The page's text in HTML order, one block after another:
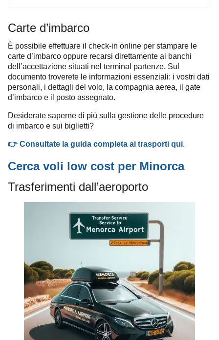
Carte d’imbarco
È possibile effettuare il check-in online per stampare le
carte d’imbarco oppure recarsi direttamente ai banchi
dell’accettazione situati nel terminal partenze. Sul
documento troverete le informazioni essenziali: i vostri dati
personali, i dettagli del volo, la compagnia aerea, il gate
d’imbarco e il posto assegnato.
Desiderate saperne di più sulla gestione delle procedure
di imbarco e sui biglietti?
👉 Consultate la guida completa ai trasporti qui.
Cerca voli low cost per Minorca
Trasferimenti dall’aeroporto